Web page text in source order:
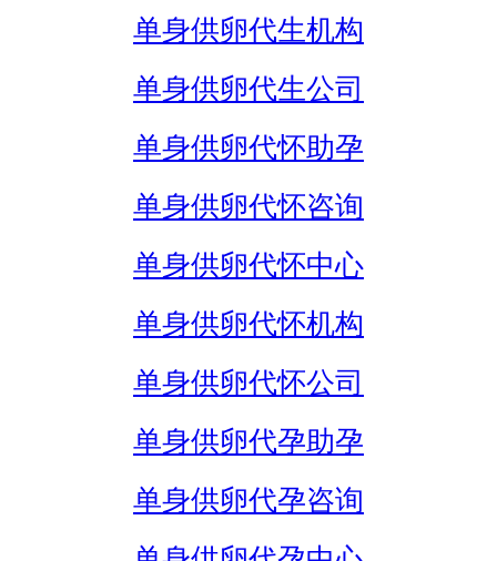
单身供卵代生机构
单身供卵代生公司
单身供卵代怀助孕
单身供卵代怀咨询
单身供卵代怀中心
单身供卵代怀机构
单身供卵代怀公司
单身供卵代孕助孕
单身供卵代孕咨询